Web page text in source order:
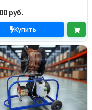
руб.
Купить